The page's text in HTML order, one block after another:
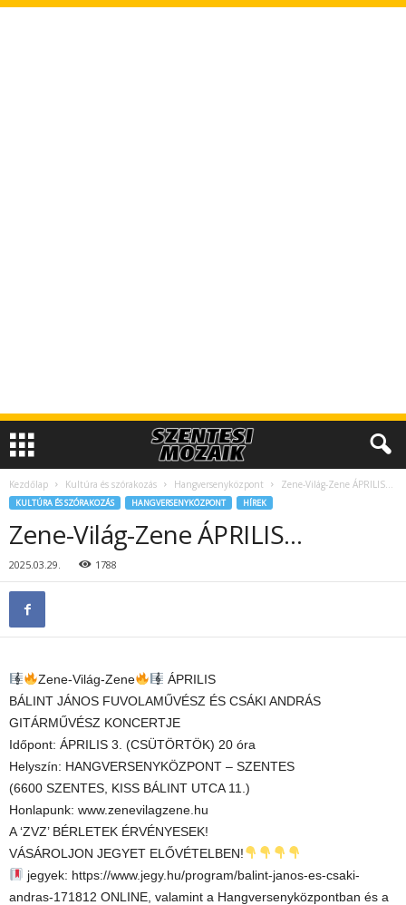
Kezdőlap Kultúra és szórakozás Hangversenyközpont Zene-Világ-Zene ÁPRILIS…
KULTÚRA ÉS SZÓRAKOZÁS HANGVERSENYKÖZPONT HÍREK
Zene-Világ-Zene ÁPRILIS…
2025.03.29. 1788
Zene-Világ-Zene
ÁPRILIS
BÁLINT JÁNOS FUVOLAMŰVÉSZ ÉS CSÁKI ANDRÁS
GITÁRMŰVÉSZ KONCERTJE
Időpont: ÁPRILIS 3. (CSÜTÖRTÖK) 20 óra
Helyszín: HANGVERSENYKÖZPONT – SZENTES
(6600 SZENTES, KISS BÁLINT UTCA 11.)
Honlapunk: www.zenevilagzene.hu
A ‘ZVZ’ BÉRLETEK ÉRVÉNYESEK!
VÁSÁROLJON JEGYET ELŐVÉTELBEN!
jegyek: https://www.jegy.hu/program/balint-janos-es-csaki-
andras-171812 ONLINE, valamint a Hangversenyközpontban és a